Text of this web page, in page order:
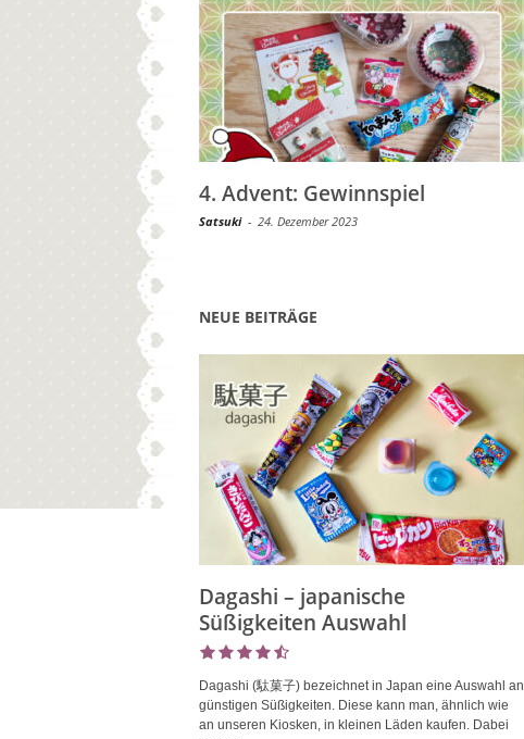
4. Advent: Gewinnspiel
Satsuki - 24. Dezember 2023
NEUE BEITRÄGE
Dagashi – japanische
Süßigkeiten Auswahl
Dagashi (駄菓子) bezeichnet in Japan eine Auswahl an
günstigen Süßigkeiten. Diese kann man, ähnlich wie
an unseren Kiosken, in kleinen Läden kaufen. Dabei